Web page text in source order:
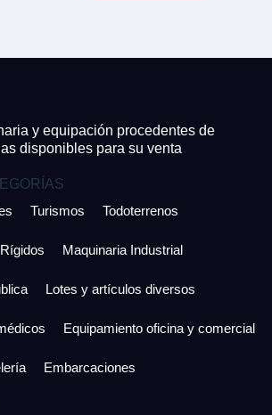
y equipación procedentes de
disponibles para su venta
Turismos Todoterrenos
Rígidos Maquinaria Industrial
Lotes y artículos diversos
Equipamiento oficina y comercial
Embarcaciones